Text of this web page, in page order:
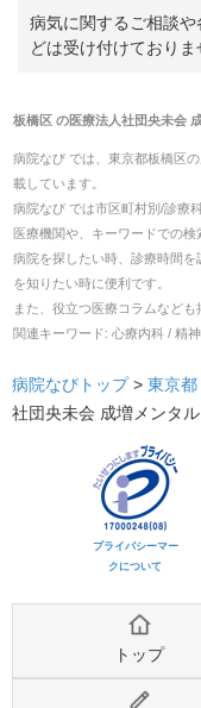
病気に関するご相談
どは受け付けておりま
板橋区 の医療法人社団央未会
病院なび では、 東京都板橋区の
載しています。
病院なび では市区町村別/診療
医療機関や、キーワードでの検
病院を探したい時、診療時間
を知りたい時に便利です。
また、役立つ医療コラムなど
関連キーワード: 心療内科 / 精
病院なびトップ > 東京都
社団央未会 成増メンタ
プライバシーマー
クについて
トップ